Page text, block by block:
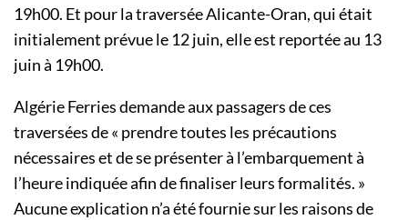
19h00. Et pour la traversée Alicante-Oran, qui était
initialement prévue le 12 juin, elle est reportée au 13
juin à 19h00.
Algérie Ferries demande aux passagers de ces
traversées de « prendre toutes les précautions
nécessaires et de se présenter à l’embarquement à
l’heure indiquée afin de finaliser leurs formalités. »
Aucune explication n’a été fournie sur les raisons de